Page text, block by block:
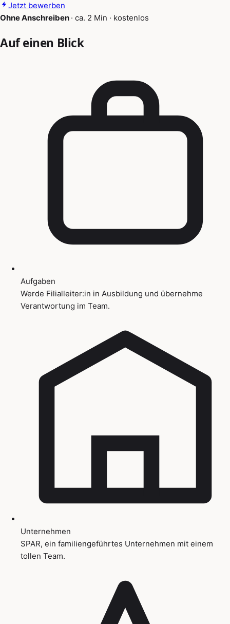
Jetzt bewerben
Ohne Anschreiben · ca. 2 Min · kostenlos
Auf einen Blick
Aufgaben
Werde Filialleiter:in in Ausbildung und übernehme
Verantwortung im Team.
Unternehmen
SPAR, ein familiengeführtes Unternehmen mit einem
tollen Team.